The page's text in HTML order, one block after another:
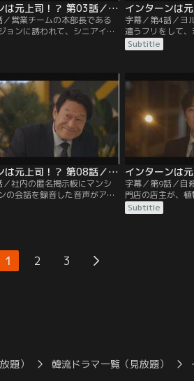
インターンは元上司！？ 第03話／字幕
／営業チームの本部長である
ョンに誘われて、シニアイン
ジュンス食品にやってきたマ
し、ヨルチャンの下で働くこ
サンジョンはヨルチャンを追
に昇進しようと言って励ま
ンはマンシクに周囲には初対
念を押して…。
字幕／第4話／ヨ
遣うフリをして
しに行かせたり
うにいじわるを
ぶりをかけるよ
国の食品会社と
チャンは接待の
Subtitle
インターンは元上司！？ 第08話／字幕
／社内の匿名掲示板にマンシ
の会話を録音した音声がアッ
スープのラーメンはマンシク
たことが明らかになる。音声
クは、インターン仲間のテリ
緒に食事をしようと声を掛け
字幕／第9話／自
門店の店主が、
たヨルチャン。
面倒をみていた
Subtitle
1 2 3
題） 韓流ドラマ一覧（見放題）